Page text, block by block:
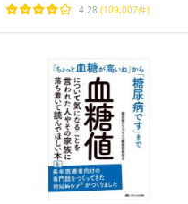
4.28 (109,007件)